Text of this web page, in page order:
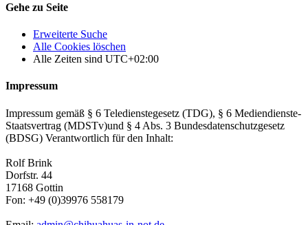
Gehe zu Seite
Erweiterte Suche
Alle Cookies löschen
Alle Zeiten sind UTC+02:00
Impressum
Impressum gemäß § 6 Teledienstegesetz (TDG), § 6 Mediendienste-
Staatsvertrag (MDSTv)und § 4 Abs. 3 Bundesdatenschutzgesetz
(BDSG) Verantwortlich für den Inhalt:
Rolf Brink
Dorfstr. 44
17168 Gottin
Fon: +49 (0)39976 558179